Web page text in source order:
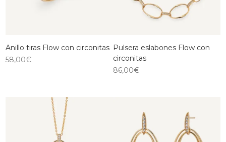
Anillo tiras Flow con circonitas
58,00€
Pulsera eslabones Flow con
circonitas
86,00€